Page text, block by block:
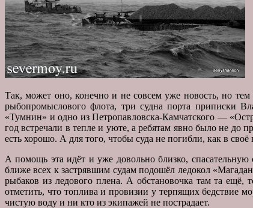
Так, может оно, конечно и не совсем уже новость, но
рыбопромыслового флота, три судна порта приписки
«Тумнин» и одно из Петропавловска-Камчатского —
год встречали в тепле и уюте, а ребятам явно было не до
есть хорошо. А для того, чтобы суда не погибли, как в
А помощь эта идёт и уже довольно близко,
ближе всех к застрявшим судам подошёл ледокол
рыбаков из ледового плена. А обстановочка там та ещё,
отметить, что топлива и провизии у терпящих бедствие
чистую воду и ни кто из экипажей не пострадает.